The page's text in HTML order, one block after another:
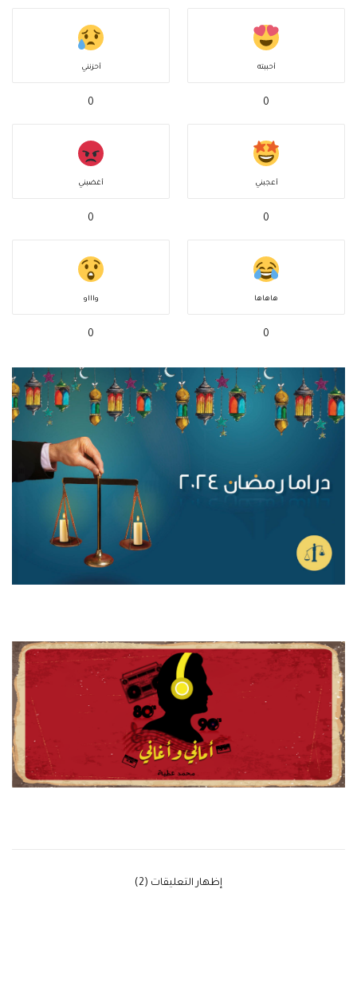
أحببته
0
أحزنني
0
أعجبني
0
أغضبني
0
هاهاها
0
واااو
0
‫إظهار التعليقات (2)